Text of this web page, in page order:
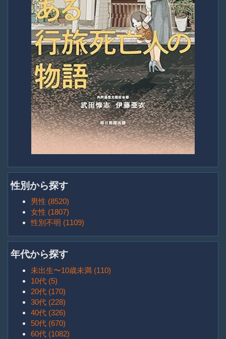
性別から探す
男性 (8520)
女性 (1807)
性別不明 (1109)
年代から探す
未出生〜10歳未満 (110)
10代 (5)
20代 (170)
30代 (228)
40代 (326)
50代 (670)
60代 (1082)